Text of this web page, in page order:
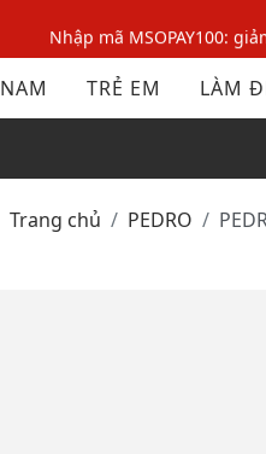
Nhập mã MSOPAY100:
Nhập mã: MSOXINCHAO
Nhập mã MSOPAY100:
NAM TRẺ EM LÀM
Trang chủ PEDRO